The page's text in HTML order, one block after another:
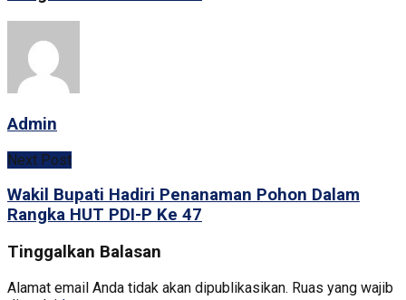
Admin
Next Post
Wakil Bupati Hadiri Penanaman Pohon Dalam
Rangka HUT PDI-P Ke 47
Tinggalkan Balasan
Alamat email Anda tidak akan dipublikasikan. Ruas yang wajib